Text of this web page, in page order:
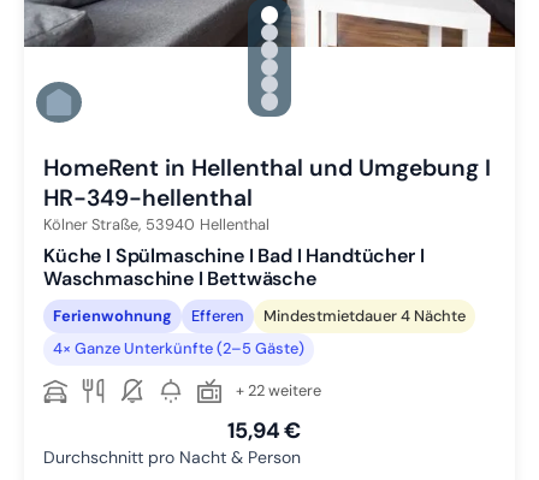
gallery.slide_selector
Zu Slide 1 wechseln
Zu Slide 2 wechseln
Zu Slide 3 wechseln
Zu Slide 4 wechseln
Zu Slide 5 wechseln
Zu Slide 6 wechseln
HomeRent in Hellenthal und Umgebung I
HR-349-hellenthal
Kölner Straße, 53940 Hellenthal
Küche I Spülmaschine I Bad I Handtücher I
Waschmaschine I Bettwäsche
Ferienwohnung Efferen
Mindestmietdauer 4 Nächte
4× Ganze Unterkünfte (2–5 Gäste)
+ 22 weitere
15,94 €
Durchschnitt pro Nacht & Person